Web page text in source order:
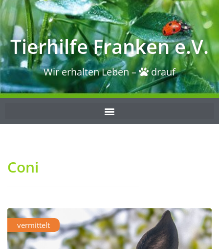
Tierhilfe Franken e.V.
Wir erhalten Leben – drauf
Coni
vermittelt